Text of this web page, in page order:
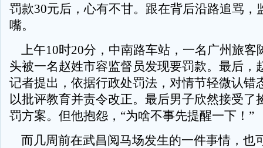
罚款30元后，心有不甘。跟在背后沿路追骂，
嘴。
上午10时20分，中南路车站，一名广州旅客
头被一名赵姓市容监督员发现要罚款。最后，
记者提出，依据行政处罚法，对情节轻微认错
以批评教育并责令改正。最后男子欣然接受了
罚方案。但他抱怨，“为啥不事先提醒一下！”
而几周前在武昌阅马场发生的一件事情，也